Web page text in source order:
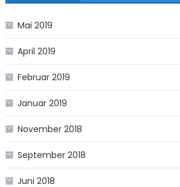
Mai 2019
April 2019
Februar 2019
Januar 2019
November 2018
September 2018
Juni 2018